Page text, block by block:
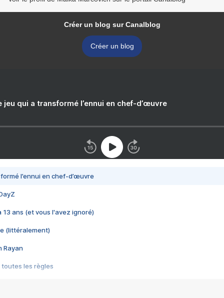
Créer un blog sur Canalblog
Créer un blog
jeu qui a transformé l’ennui en chef-d’œuvre
l’ennui en chef-d’œuvre
13 ans (et vous l'avez ignoré)
(littéralement)
Rayan
toutes les règles